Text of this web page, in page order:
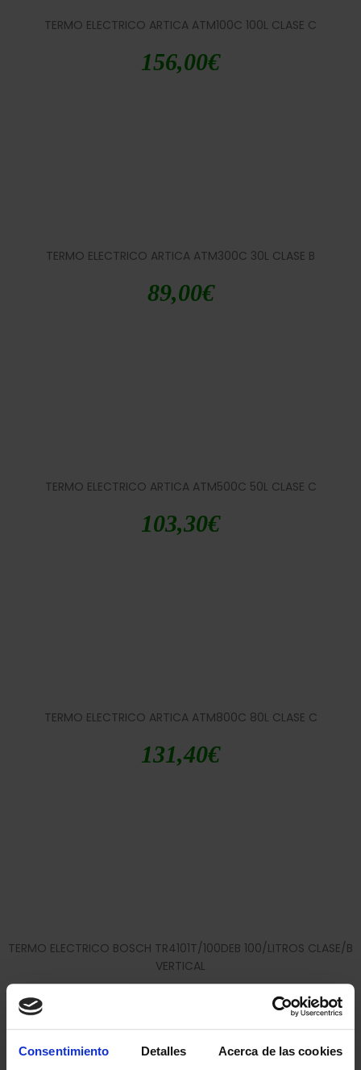
Consentimiento Detalles Acerca de las cookies
TERMO ELECTRICO ARTICA ATM100C 100L CLASE C
156,00€
TERMO ELECTRICO ARTICA ATM300C 30L CLASE B
89,00€
TERMO ELECTRICO ARTICA ATM500C 50L CLASE C
103,30€
TERMO ELECTRICO ARTICA ATM800C 80L CLASE C
131,40€
TERMO ELECTRICO BOSCH TR4101T/100DEB 100/LITROS CLASE/B
VERTICAL